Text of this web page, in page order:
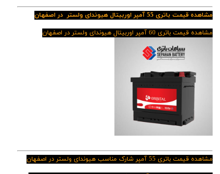
مشاهده قیمت باتری 55 آمپر اوربیتال هیوندای ولستر در اصفهان
مشاهده قیمت باتری 60 آمپر اوربیتال هیوندای ولستر در اصفهان
مشاهده قیمت باتری 55 آمپر شارک مناسب هیوندای ولستر در اصفهان